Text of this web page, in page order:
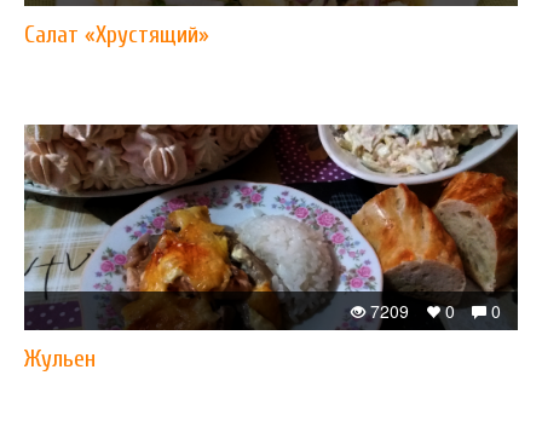
Салат «Хрустящий»
0
0
7209
Жульен